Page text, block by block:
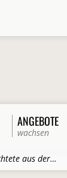
ANGEBOTE
wachsen
aus der…